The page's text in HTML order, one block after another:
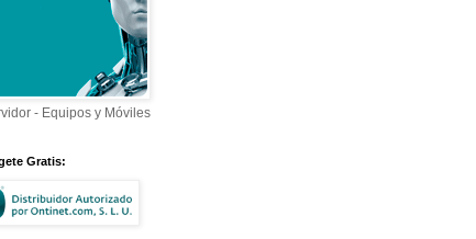
- Equipos y Móviles
Gratis: